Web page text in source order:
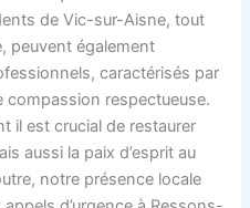
de Vic-sur-Aisne, tout
peuvent également
caractérisés par
compassion respectueuse.
il est crucial de restaurer
aussi la paix d’esprit au
notre présence locale